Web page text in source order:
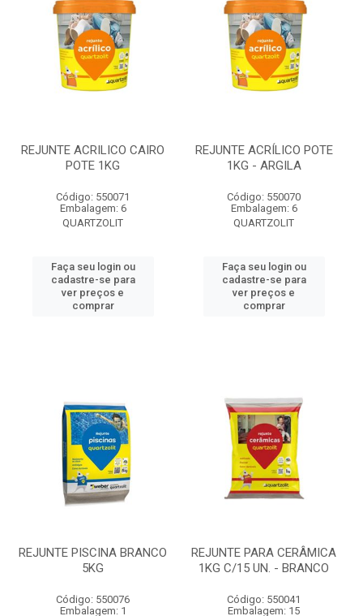
REJUNTE ACRILICO CAIRO
POTE 1KG
Código: 550071
Embalagem: 6
QUARTZOLIT
Faça seu login ou
cadastre-se para
ver preços e
comprar
REJUNTE ACRÍLICO POTE
1KG - ARGILA
Código: 550070
Embalagem: 6
QUARTZOLIT
Faça seu login ou
cadastre-se para
ver preços e
comprar
REJUNTE PISCINA BRANCO
5KG
Código: 550076
Embalagem: 1
REJUNTE PARA CERÂMICA
1KG C/15 UN. - BRANCO
Código: 550041
Embalagem: 15